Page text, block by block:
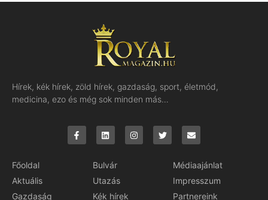
Hírek, kék hírek, zöld hírek, gazdaság, sport, életmód,
medicina, ezo és még sok minden más…
Főoldal
Aktuális
Gazdaság
Bulvár
Utazás
Kék hírek
Médiaajánlat
Impresszum
Partnereink